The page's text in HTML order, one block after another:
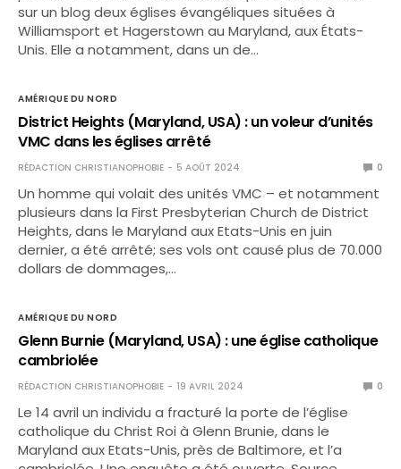
sur un blog deux églises évangéliques situées à
Williamsport et Hagerstown au Maryland, aux États-
Unis. Elle a notamment, dans un de…
AMÉRIQUE DU NORD
District Heights (Maryland, USA) : un voleur d’unités
VMC dans les églises arrêté
RÉDACTION CHRISTIANOPHOBIE 5 AOÛT 2024 0
Un homme qui volait des unités VMC – et notamment
plusieurs dans la First Presbyterian Church de District
Heights, dans le Maryland aux Etats-Unis en juin
dernier, a été arrêté; ses vols ont causé plus de 70.000
dollars de dommages,…
AMÉRIQUE DU NORD
Glenn Burnie (Maryland, USA) : une église catholique
cambriolée
RÉDACTION CHRISTIANOPHOBIE 19 AVRIL 2024 0
Le 14 avril un individu a fracturé la porte de l’église
catholique du Christ Roi à Glenn Brunie, dans le
Maryland aux Etats-Unis, près de Baltimore, et l’a